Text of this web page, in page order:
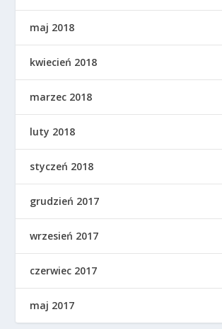
maj 2018
kwiecień 2018
marzec 2018
luty 2018
styczeń 2018
grudzień 2017
wrzesień 2017
czerwiec 2017
maj 2017